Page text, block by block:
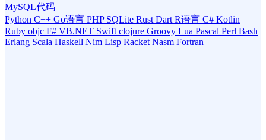
MySQL代码
Python C++ Go语言 PHP SQLite Rust Dart R语言 C# Kotlin
Ruby objc F# VB.NET Swift clojure Groovy Lua Pascal Perl Bash
Erlang Scala Haskell Nim Lisp Racket Nasm Fortran